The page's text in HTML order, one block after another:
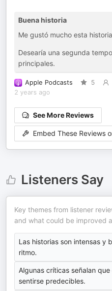
Buena historia
Me gustó mucho esta historia
Desearía una segunda
principales.
Apple Podcasts 5
2 years ago
See More Reviews
Embed These Reviews
Listeners Say
Key themes from listener
and what could be improved
Las historias son intensas y
ritmo.
Algunas críticas señalan
sentirse predecibles.